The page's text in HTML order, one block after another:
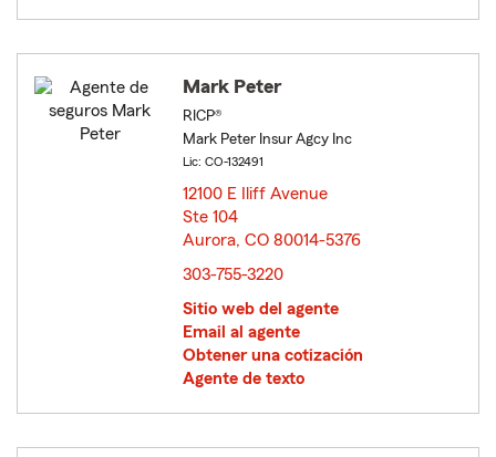
Mark Peter
RICP®
Mark Peter Insur Agcy Inc
Lic: CO-132491
12100 E Iliff Avenue
Ste 104
Aurora, CO 80014-5376
303-755-3220
Sitio web del agente
Email al agente
Obtener una cotización
Agente de texto